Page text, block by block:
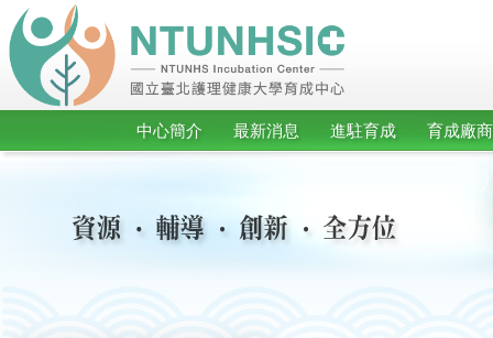
中心簡介 最新消息 進駐育成 育成廠商